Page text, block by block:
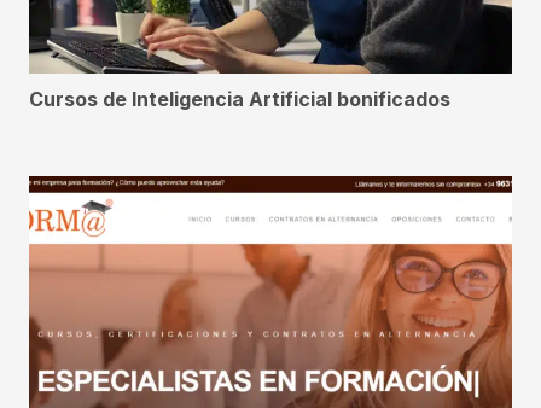
Cursos de Inteligencia Artificial bonificados